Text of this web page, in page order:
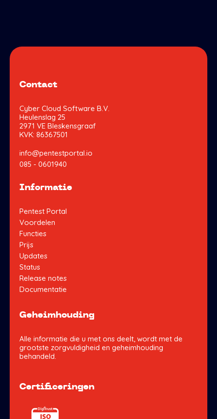
Contact
Cyber Cloud Software B.V.
Heulenslag 25
2971 VE Bleskensgraaf
KVK: 86367501
info@pentestportal.io
085 - 0601940
Informatie
Pentest Portal
Voordelen
Functies
Prijs
Updates
Status
Release notes
Documentatie
Geheimhouding
Alle informatie die u met ons deelt, wordt met de
grootste zorgvuldigheid en geheimhouding
behandeld.
Certificeringen